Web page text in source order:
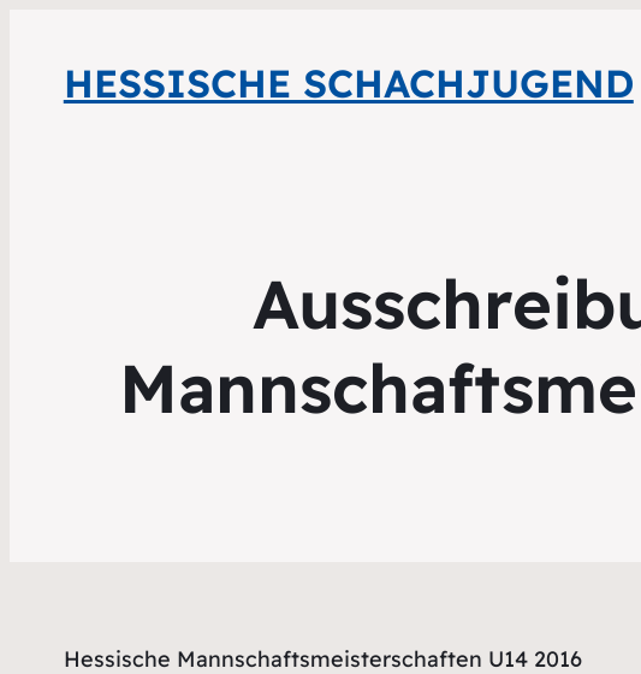
HESSISCHE SCHACHJUGEND
Hessische Mannschaftsmeisterschaften U14 2016